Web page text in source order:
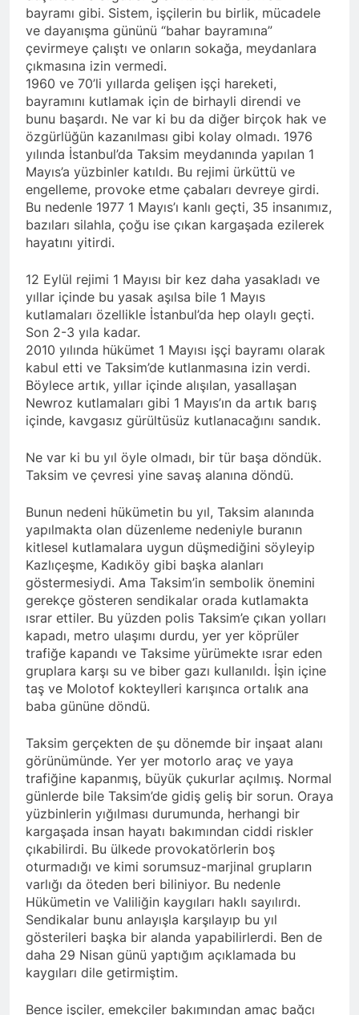
tarihinde gerçekleştirdiği
toplantıya Genel Başkan
Düzgün Kaplan’da katıldı.
birinci oturumunda
moderatör Ercan İlgin,
konuşmacılar Yazar Ümit
Fırat, Prf. Dr. Aziz Yağan ve
Doç. Dr. Bülent Küçük ülkede
ve ortadoğu’da gelişen son
süreci değerlendiren
sunumlarını yaptılar.
Barış ancak Kürt halkının
meşru haklarının tanınması
ile gerçekleşebilir. 1 EYLÜL
DÜNYA BARIŞ GÜNÜ KUTLU
OLSUN
11 Ay Ago
Hak ve Özgürlükler Partisi-
HAK-PAR Urfa ili SİVEREK
ilçe kongresi yapıldı.
11 Ay Ago
Hak ve Özgürlükler Partisi-
HAK-PAR Heyeti, Hewler’de
KDP İran temsilciliğini
ziyaret etti
11 Ay Ago
HAK-PAR Heyeti
Hewler’de ENKS ile
görüştü
11 Ay Ago
HAK-PAR Heyeti Hewler’de
KDP ALAKAD ile görüştü
ALAKAD ile görüştü
‘KÜRT HALKI HAK VE
ÖZGÜRLÜK
MÜCADELESİNDEN ASLA
12 Ay Ago
Lozan Antlaşması
Kürt milleti özgürlükten
asla vaz geçmedi
1 Yıl Ago
MECLÎSA PARTİYA HAK-
PARê: Têkçûna heyî têkçûna
rê û polîtîkayên xelet in. Divê
Kurd li dora polîtîkayên
1 Yıl Ago
YENİLEN YANLIŞ YOL VE
DOĞRU, ULUSAL
POLİTİKALAR ETRAFINDA
1 Yıl Ago
HAK-PAR Genel Başkanı
partileri Hak ve Özgürlükler
Partisi (HAK-PAR), Kürdistan
Demokrat Partisi – Türkiye
(KDP-T), Kürdistan Sosyalist
Partisi (PSK) ve Kürdistan
Yurtseverler Partisi
(PWK)’nin ortaklaşa Van da
düzenledikleri çalıştayda
yaptığı konuşma:
1 Yıl Ago
HAK-PAR MERKEZİ KADIN
KOMİSYONU HEWLER’DE
ENKS Yİ ZİYARET ETTİ
1 Yıl Ago
HAK-PAR KADIN HEYETİ
HEWLER’DE HİZBÊN
ZEHMETKEŞÊN
KURDİSTANÊ KADIN
MECLİSİ ÜYELERİ İLE
GÖRÜŞTÜ
1 Yıl Ago
HAK-PAR KADIN HEYETİ
ALAKAD’I ZİYARET ETTİ.
1 Yıl Ago
HAK-PAR kadın komisyonu
Batun’un konuğu oldu.
HAK-PAR PM üyesi
Siracettin Sarı; Almanya-
Bottrop’da “Ortadoğu,
Kürtler ve Yeni Dönem
Stratejileri” üzerine bir
konferans verdi.
1 Yıl Ago
HAK-PAR pm üyesi
Seracettin Sarı, 06.04.2025
tarihin de Almanya’nın
Bottrop kendinden sonra,
Hamburg kentinde de
”Ortadoğu, Kürtler ve Yeni
Dönem Stratejileri” üzerine
konferans serisine devam
etti.
1 Yıl Ago
HAK-PAR Genel başkanı
Meclise davet edildi.
1 Yıl Ago
HAK-PAR Mardin ili
Kızıltepe ilçe kongresi
yapıldı.
1 Yıl Ago
*Halkımızı kendi ulusal
talepleri etrafında
HAK-PAR Parti Meclisi 12
HAK-PAR Mersin il örgütü
bayramı gibi. Sistem, işçilerin bu birlik, mücadele
ve dayanışma gününü “bahar bayramına”
çevirmeye çalıştı ve onların sokağa, meydanlara
çıkmasına izin vermedi.
1960 ve 70’li yıllarda gelişen işçi hareketi,
bayramını kutlamak için de birhayli direndi ve
bunu başardı. Ne var ki bu da diğer birçok hak ve
özgürlüğün kazanılması gibi kolay olmadı. 1976
yılında İstanbul’da Taksim meydanında yapılan 1
Mayıs’a yüzbinler katıldı. Bu rejimi ürküttü ve
engelleme, provoke etme çabaları devreye girdi.
Bu nedenle 1977 1 Mayıs’ı kanlı geçti, 35 insanımız,
bazıları silahla, çoğu ise çıkan kargaşada ezilerek
hayatını yitirdi.
12 Eylül rejimi 1 Mayısı bir kez daha yasakladı ve
yıllar içinde bu yasak aşılsa bile 1 Mayıs
kutlamaları özellikle İstanbul’da hep olaylı geçti.
Son 2-3 yıla kadar.
2010 yılında hükümet 1 Mayısı işçi bayramı olarak
kabul etti ve Taksim’de kutlanmasına izin verdi.
Böylece artık, yıllar içinde alışılan, yasallaşan
Newroz kutlamaları gibi 1 Mayıs’ın da artık barış
içinde, kavgasız gürültüsüz kutlanacağını sandık.
Ne var ki bu yıl öyle olmadı, bir tür başa döndük.
Taksim ve çevresi yine savaş alanına döndü.
Bunun nedeni hükümetin bu yıl, Taksim alanında
yapılmakta olan düzenleme nedeniyle buranın
kitlesel kutlamalara uygun düşmediğini söyleyip
Kazlıçeşme, Kadıköy gibi başka alanları
göstermesiydi. Ama Taksim’in sembolik önemini
gerekçe gösteren sendikalar orada kutlamakta
ısrar ettiler. Bu yüzden polis Taksim’e çıkan yolları
kapadı, metro ulaşımı durdu, yer yer köprüler
trafiğe kapandı ve Taksime yürümekte ısrar eden
gruplara karşı su ve biber gazı kullanıldı. İşin içine
taş ve Molotof kokteylleri karışınca ortalık ana
baba gününe döndü.
Taksim gerçekten de şu dönemde bir inşaat alanı
görünümünde. Yer yer motorlo araç ve yaya
trafiğine kapanmış, büyük çukurlar açılmış. Normal
günlerde bile Taksim’de gidiş geliş bir sorun. Oraya
yüzbinlerin yığılması durumunda, herhangi bir
kargaşada insan hayatı bakımından ciddi riskler
çıkabilirdi. Bu ülkede provokatörlerin boş
oturmadığı ve kimi sorumsuz-marjinal grupların
varlığı da öteden beri biliniyor. Bu nedenle
Hükümetin ve Valiliğin kaygıları haklı sayılırdı.
Sendikalar bunu anlayışla karşılayıp bu yıl
gösterileri başka bir alanda yapabilirlerdi. Ben de
daha 29 Nisan günü yaptığım açıklamada bu
kaygıları dile getirmiştim.
Bence işçiler, emekçiler bakımından amaç bağcı